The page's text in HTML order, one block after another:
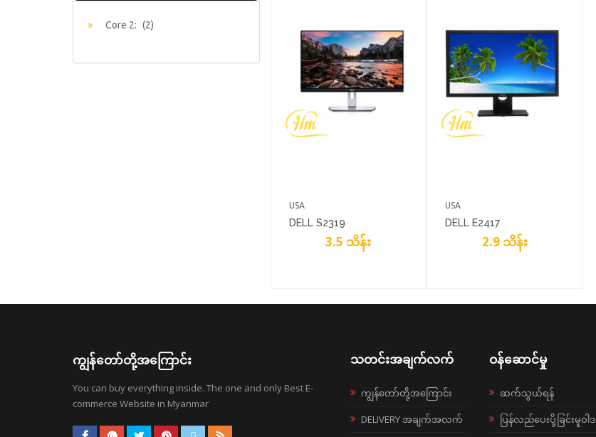
Core 2: (2)
USA
DELL S2319
3.5 သိန်း
USA
DELL E2417
2.9 သိန်း
ကျွန်တော်တို့အကြောင်း
You can buy everything inside. The one and only Best E-
commerce Website in Myanmar
သတင်းအချက်လက်
ကျွန်တော်တို့အကြောင်း
DELIVERY အချက်အလက်
ဝန်ဆောင်မှု
ဆက်သွယ်ရန်
ပြန်လည်ပေးပို့ခြင်းမူဝါဒ